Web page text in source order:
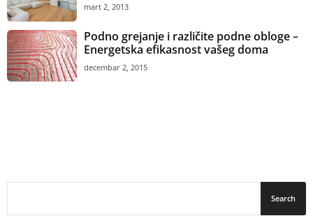
mart 2, 2013
Podno grejanje i različite podne obloge –
Energetska efikasnost vašeg doma
decembar 2, 2015